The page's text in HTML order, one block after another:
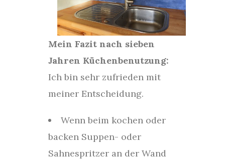
Mein Fazit nach sieben
Jahren Küchenbenutzung:
Ich bin sehr zufrieden mit
meiner Entscheidung.
Wenn beim kochen oder
backen Suppen- oder
Sahnespritzer an der Wand